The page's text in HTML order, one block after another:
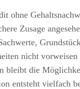
ohne
Zusage
nicht
bleibt die
entsteht vielfach